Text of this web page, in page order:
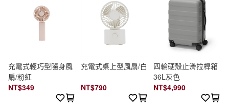
充電式輕巧型隨身風
扇/粉紅
NT$349
充電式桌上型風扇/白
NT$790
四輪硬殼止滑拉桿箱
36L灰色
NT$4,990